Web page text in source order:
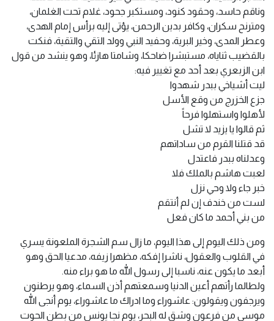
وناقم حاسد، وحقود كنود، ومستكبر جحود، غلام تحت الغلمان،
ومترنح سكران، وكافر بدين الرحمن، يؤتى إليه برأس إمام الهدى،
وعطر المدى، وخير البرية، وحفيد النبي وولد التقي والتقية، فنكت
بالقضيب ثناياه، مستبشرا ضاحكا، وشامتا هازئا، وهو ينشد من قول
ابن الزبعري بعد أحد مع تغيير فيه:
ليت أشياخي ببدر شهدوا
جزع الخزرج من وقع الأسل
لأهلوا واستهلوا فرحاً
ثم قالوا يا يزيد لا تشل
قد قتلنا القرم من ساداتهم
وعدلناه ببدر فاعتدل
لعبت هاشم بالملك فلا
خبر جاء ولا وحي نزل
لست من خندف إن لم أنتقم
من بني أحمد ما كان فعل
ومن ذلك اليوم إلى هذا اليوم، ما زال سم الشجرة الملعونة يسري
في القلوب والعقول، ناشرا إفكه، مظهرا زيفه، مدعيا الحق وهو
أبعد ما يكون عنه، ناسبا إلى رسول الله ما هو براء منه.
ولطالما رأتهم أعين الدنيا وسمعتهم أذن السماء، وهو يرطنون
ويرجفون ويقولون: عاشوراء وما ادراك ما عاشوراء، يوم أنجى الله
موسى من فرعون وشق له البحر، يوم نجا يونس من بطن الحوت